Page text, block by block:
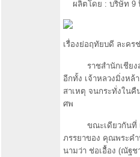
ผลิตโดย : บริษัท 9
เรื่องย่อฤทัยบดี ละคร
ราชสำนักเชียงสา
อีกทั้ง เจ้าหลวงมิ่งหล้
สาเหตุ จนกระทั่งใน
ศพ
ขณะเดียวกันที่ เฮื
ภรรยาของ คุณพระค
นามว่า ช่อเอื้อง (ณัฐ